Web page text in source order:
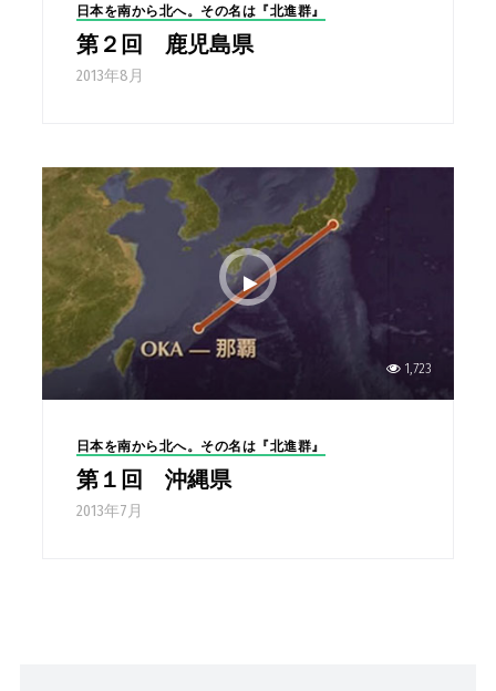
日本を南から北へ。その名は『北進群』
第２回 鹿児島県
2013年8月
1,723
日本を南から北へ。その名は『北進群』
第１回 沖縄県
2013年7月